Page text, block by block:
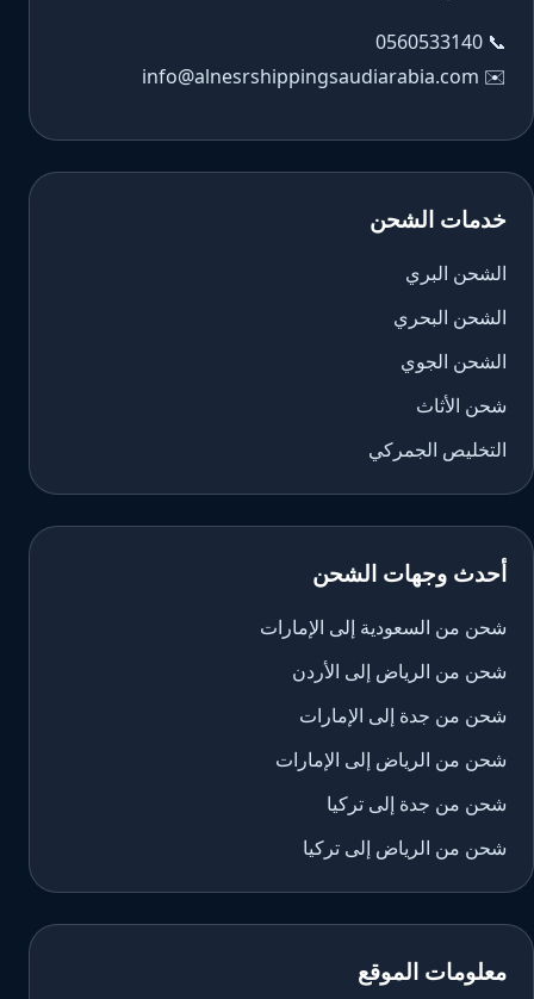
📞
0560533140
✉️
info@alnesrshippingsaudiarabia.com
خدمات الشحن
الشحن البري
الشحن البحري
الشحن الجوي
شحن الأثاث
التخليص الجمركي
أحدث وجهات الشحن
شحن من السعودية إلى الإمارات
شحن من الرياض إلى الأردن
شحن من جدة إلى الإمارات
شحن من الرياض إلى الإمارات
شحن من جدة إلى تركيا
شحن من الرياض إلى تركيا
معلومات الموقع